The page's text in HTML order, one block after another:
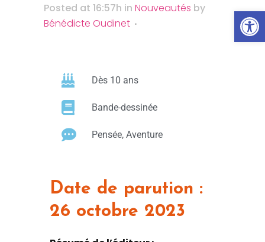
Ouvrir
Posted at 16:57h in Nouveautés by
Bénédicte Oudinet
Dès 10 ans
Bande-dessinée
Pensée, Aventure
Date de parution :
26 octobre 2023